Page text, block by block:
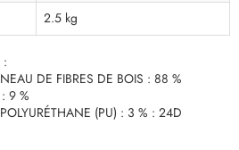
2.5 kg
:
DE FIBRES DE BOIS : 88 %
: 9 %
(PU) : 3 % : 24D